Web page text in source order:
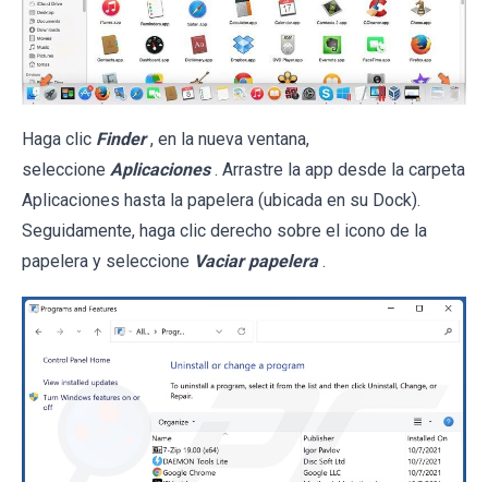
Haga clic Finder , en la nueva ventana,
seleccione Aplicaciones . Arrastre la app desde la carpeta
Aplicaciones hasta la papelera (ubicada en su Dock).
Seguidamente, haga clic derecho sobre el icono de la
papelera y seleccione Vaciar papelera .